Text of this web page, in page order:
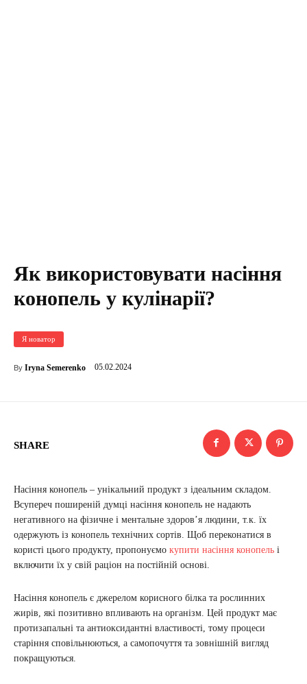
Як використовувати насіння
конопель у кулінарії?
Я новатор
By Iryna Semerenko 05.02.2024
SHARE
Насіння конопель – унікальний продукт з ідеальним складом.
Всупереч поширеній думці насіння конопель не надають
негативного на фізичне і ментальне здоров’я людини, т.к. їх
одержують із конопель технічних сортів. Щоб переконатися в
користі цього продукту, пропонуємо купити насіння конопель і
включити їх у свій раціон на постійній основі.
Насіння конопель є джерелом корисного білка та рослинних
жирів, які позитивно впливають на організм. Цей продукт має
протизапальні та антиоксидантні властивості, тому процеси
старіння сповільнюються, а самопочуття та зовнішній вигляд
покращуються.